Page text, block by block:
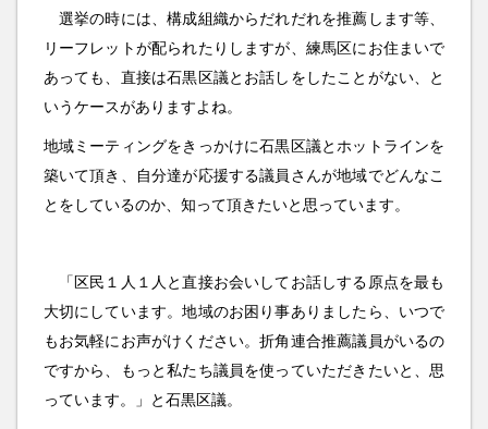
選挙の時には、構成組織からだれだれを推薦します等、
リーフレットが配られたりしますが、練馬区にお住まいで
あっても、直接は石黒区議とお話しをしたことがない、と
いうケースがありますよね。
地域ミーティングをきっかけに石黒区議とホットラインを
築いて頂き、自分達が応援する議員さんが地域でどんなこ
とをしているのか、知って頂きたいと思っています。
「区民１人１人と直接お会いしてお話しする原点を最も
大切にしています。地域のお困り事ありましたら、いつで
もお気軽にお声がけください。折角連合推薦議員がいるの
ですから、もっと私たち議員を使っていただきたいと、思
っています。」と石黒区議。